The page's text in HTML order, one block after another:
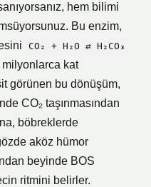
hem bilimi
Bu enzim,
CO₂ + H₂O ⇄ H₂CO₃
kat
görünen bu dönüşüm,
CO₂ taşınmasından
böbreklerde
aköz hümor
beyinde BOS
ritmini belirler.